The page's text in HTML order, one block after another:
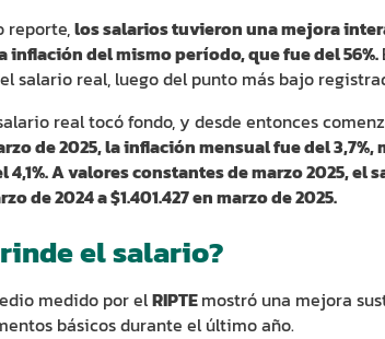
reporte,los salarios tuvieron una mejora
inflación del mismo período, que fue del 56%.
salario real, luego del punto más bajo
real tocó fondo, y desde entonces
de 2025, la inflación mensual fue del 3,7%,
A valores constantes de marzo 2025, el
de 2024 a $1.401.427 en marzo de 2025.
el salario?
medido por elRIPTEmostró una mejora
básicos durante el último año.